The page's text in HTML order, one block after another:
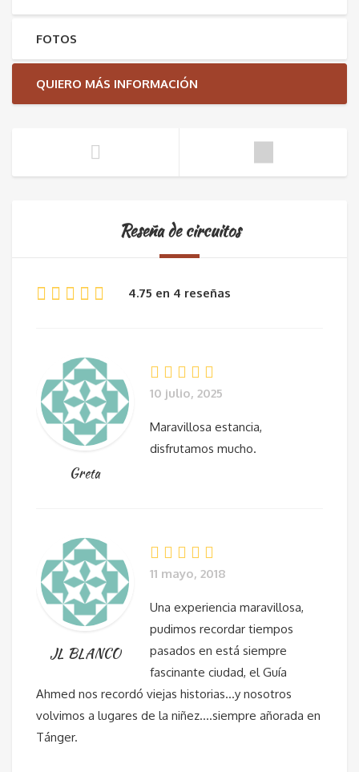
FOTOS
QUIERO MÁS INFORMACIÓN
Reseña de circuitos
4.75 en 4 reseñas
Greta
10 julio, 2025
Maravillosa estancia,
disfrutamos mucho.
JL BLANCO
11 mayo, 2018
Una experiencia maravillosa,
pudimos recordar tiempos
pasados en está siempre
fascinante ciudad, el Guía
Ahmed nos recordó viejas historias…y nosotros
volvimos a lugares de la niñez….siempre añorada en
Tánger.